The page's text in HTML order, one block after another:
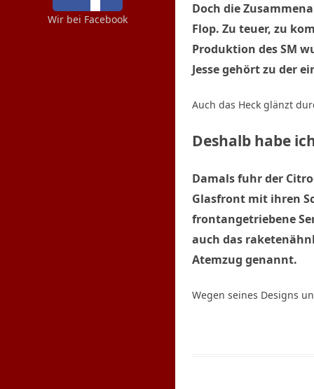
Wir bei Facebook
Doch die
Flop. Zu teuer, zu
Produktion des SM
Jesse gehört zu der
Auch das Heck glänzt
Deshalb habe
Damals fuhr der
Glasfront mit ihren
frontangetriebene
auch das
Atemzug genannt.
Wegen seines Designs